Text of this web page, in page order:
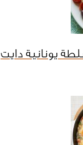
يونانية دايت